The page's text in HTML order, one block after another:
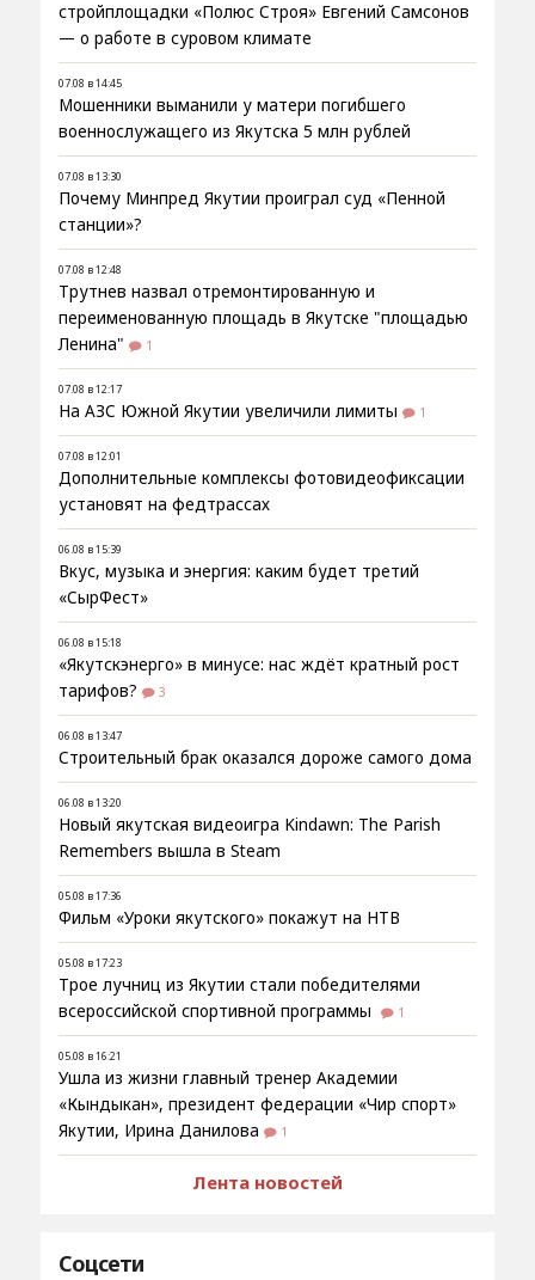
стройплощадки «Полюс Строя» Евгений Самсонов
— о работе в суровом климате
07.08 в 14:45
Мошенники выманили у матери погибшего
военнослужащего из Якутска 5 млн рублей
07.08 в 13:30
Почему Минпред Якутии проиграл суд «Пенной
станции»?
07.08 в 12:48
Трутнев назвал отремонтированную и
переименованную площадь в Якутске "площадью
Ленина"
1
07.08 в 12:17
На АЗС Южной Якутии увеличили лимиты 1
07.08 в 12:01
Дополнительные комплексы фотовидеофиксации
установят на федтрассах
06.08 в 15:39
Вкус, музыка и энергия: каким будет третий
«СырФест»
06.08 в 15:18
«Якутскэнерго» в минусе: нас ждёт кратный рост
тарифов?
3
06.08 в 13:47
Строительный брак оказался дороже самого дома
06.08 в 13:20
Новый якутская видеоигра Kindawn: The Parish
Remembers вышла в Steam
05.08 в 17:36
Фильм «Уроки якутского» покажут на НТВ
05.08 в 17:23
Трое лучниц из Якутии стали победителями
всероссийской спортивной программы
1
05.08 в 16:21
Ушла из жизни главный тренер Академии
«Кындыкан», президент федерации «Чир спорт»
Якутии, Ирина Данилова
1
Лента новостей
Соцсети